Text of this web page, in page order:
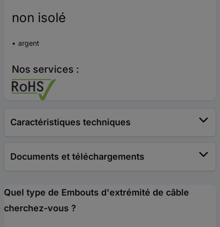
non isolé
argent
Nos services :
Caractéristiques techniques
Documents et téléchargements
Quel type de Embouts d'extrémité de câble
cherchez-vous ?